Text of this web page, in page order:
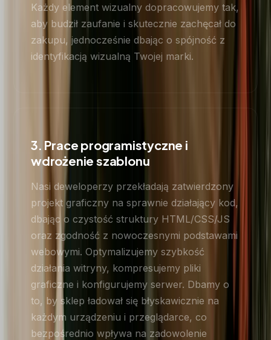
Każdy element wizualny dopracowujemy tak,
aby budził zaufanie i skutecznie zachęcał do
zakupu, jednocześnie dbając o spójność z
identyfikacją wizualną Twojej marki.
3. Prace programistyczne i
wdrożenie szablonu
Nasi deweloperzy przekładają zatwierdzony
projekt graficzny na sprawnie działający kod,
dbając o czystość struktury HTML/CSS/JS
oraz zgodność z nowoczesnymi podstawami
webowymi. Optymalizujemy szybkość
działania witryny, kompresujemy pliki
graficzne i konfigurujemy serwer. Dbamy o
to, by sklep ładował się błyskawicznie na
każdym urządzeniu i przeglądarce, co
bezpośrednio wpływa na zadowolenie